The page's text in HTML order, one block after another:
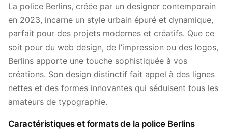
La police Berlins, créée par un designer contemporain
en 2023, incarne un style urbain épuré et dynamique,
parfait pour des projets modernes et créatifs. Que ce
soit pour du web design, de l’impression ou des logos,
Berlins apporte une touche sophistiquée à vos
créations. Son design distinctif fait appel à des lignes
nettes et des formes innovantes qui séduisent tous les
amateurs de typographie.
Caractéristiques et formats de la police Berlins